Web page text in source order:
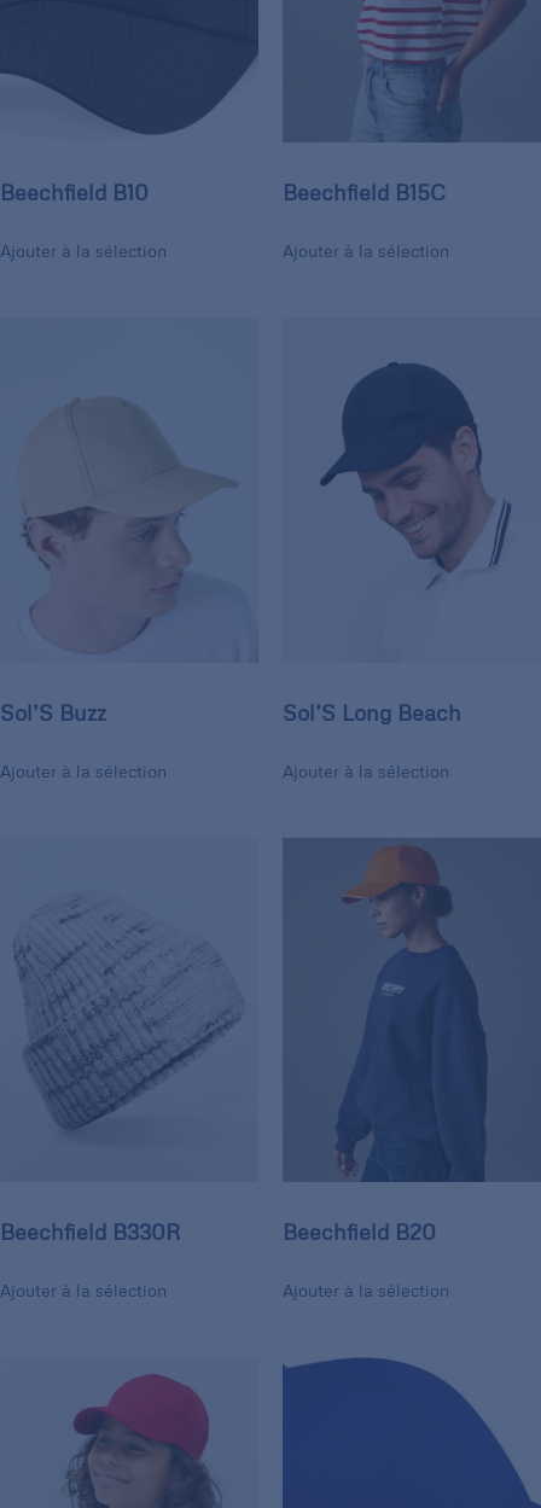
Beechfield B10
Ajouter à la sélection
Beechfield B15C
Ajouter à la sélection
Sol’S Buzz
Ajouter à la sélection
Sol’S Long Beach
Ajouter à la sélection
Beechfield B330R
Ajouter à la sélection
Beechfield B20
Ajouter à la sélection